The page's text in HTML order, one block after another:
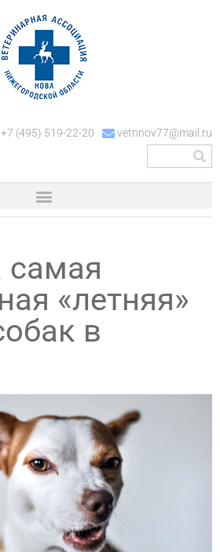
(495) 519-22-20 vetnnov77@mail.ru
самая
«летняя»
в